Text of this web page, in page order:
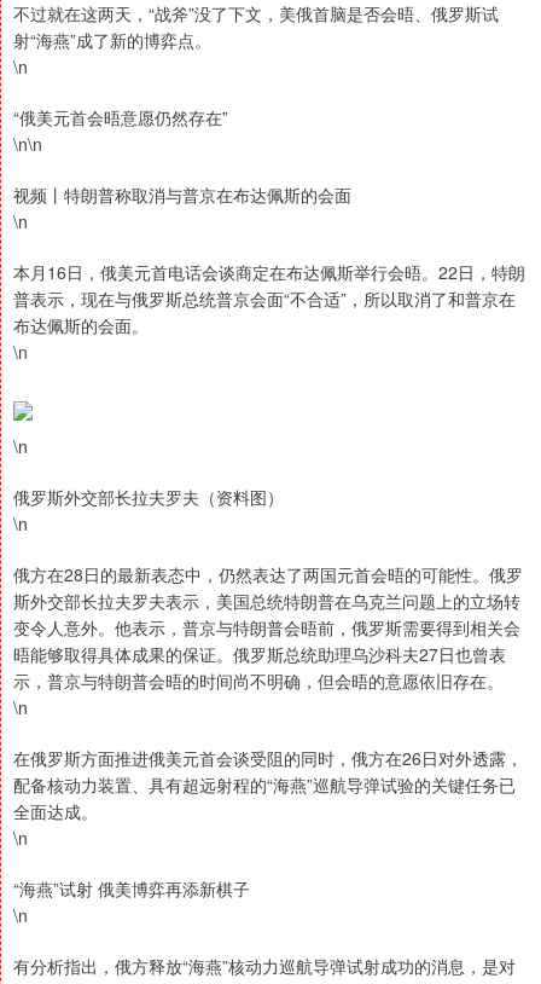
不过就在这两天，“战斧”没了下文，美俄首脑是否会晤、俄罗斯试
射“海燕”成了新的博弈点。
\n
“俄美元首会晤意愿仍然存在”
\n\n
视频丨特朗普称取消与普京在布达佩斯的会面
\n
本月16日，俄美元首电话会谈商定在布达佩斯举行会晤。22日，特朗
普表示，现在与俄罗斯总统普京会面“不合适”，所以取消了和普京在
布达佩斯的会面。
\n
\n
俄罗斯外交部长拉夫罗夫（资料图）
\n
俄方在28日的最新表态中，仍然表达了两国元首会晤的可能性。俄罗
斯外交部长拉夫罗夫表示，美国总统特朗普在乌克兰问题上的立场转
变令人意外。他表示，普京与特朗普会晤前，俄罗斯需要得到相关会
晤能够取得具体成果的保证。俄罗斯总统助理乌沙科夫27日也曾表
示，普京与特朗普会晤的时间尚不明确，但会晤的意愿依旧存在。
\n
在俄罗斯方面推进俄美元首会谈受阻的同时，俄方在26日对外透露，
配备核动力装置、具有超远射程的“海燕”巡航导弹试验的关键任务已
全面达成。
\n
“海燕”试射 俄美博弈再添新棋子
\n
有分析指出，俄方释放“海燕”核动力巡航导弹试射成功的消息，是对